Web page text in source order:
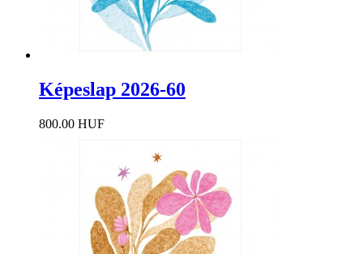
Képeslap 2026-60
800.00 HUF